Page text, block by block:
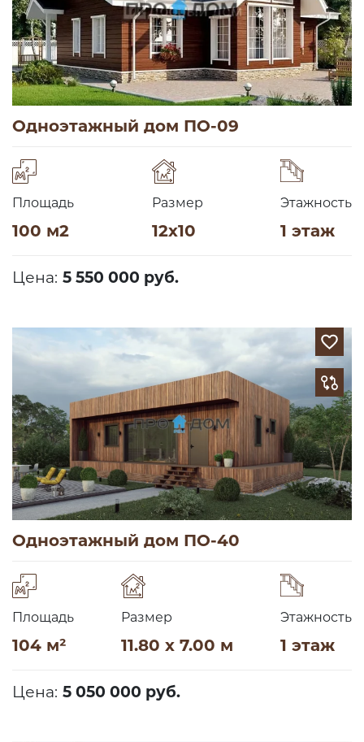
Одноэтажный дом ПО-09
Площадь
100 м2
Размер
12х10
Этажность
1 этаж
Цена: 5 550 000 руб.
Одноэтажный дом ПО-40
Площадь
104 м²
Размер
11.80 x 7.00 м
Этажность
1 этаж
Цена: 5 050 000 руб.